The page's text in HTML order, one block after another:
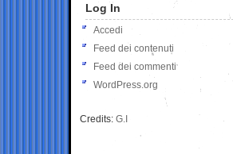
Log In
Accedi
Feed dei contenuti
Feed dei commenti
WordPress.org
Credits: G.I